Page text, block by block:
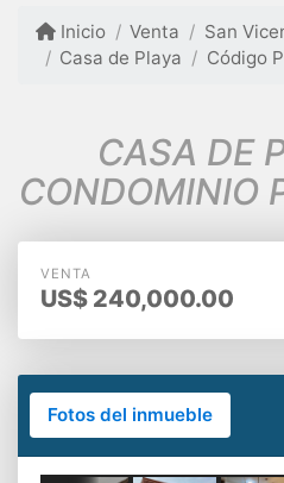
Inicio Venta
San
Casa de Playa
Código
CASA DE
CONDOMINIO
TRIPLEX
VENTA
US$ 240,000.00
Fotos del inmueble